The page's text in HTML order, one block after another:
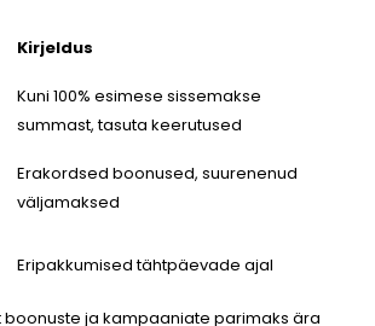
Kirjeldus
Kuni 100% esimese sissemakse
summast, tasuta keerutused
Erakordsed boonused, suurenenud
väljamaksed
Eripakkumised tähtpäevade ajal
boonuste ja kampaaniate parimaks ära